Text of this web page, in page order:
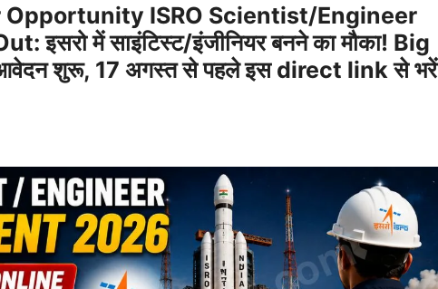
Opportunity ISRO Scientist/Engineer
में साइंटिस्ट/इंजीनियर बनने का मौका! Big
शुरू, 17 अगस्त से पहले इस direct link से भरें